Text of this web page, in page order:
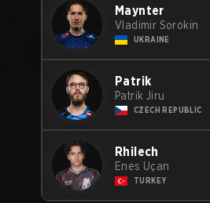
Maynter
Vladimir Sorokin
UKRAINE
Patrik
Patrik Jiru
CZECH REPUBLIC
Rhilech
Enes Uçan
TURKEY